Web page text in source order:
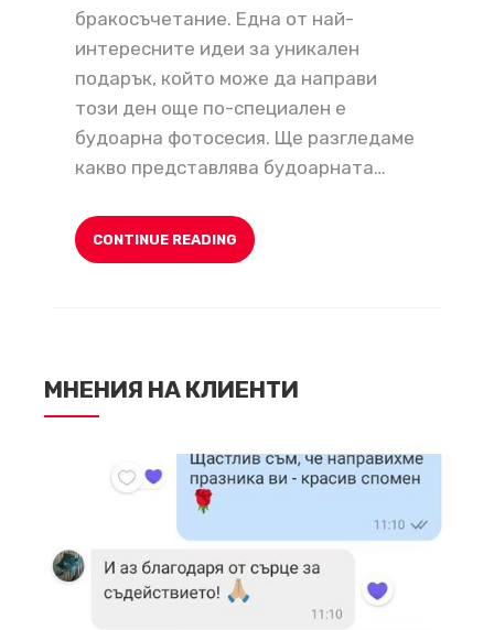
бракосъчетание. Една от най-
интересните идеи за уникален
подарък, който може да направи
този ден още по-специален е
будоарна фотосесия. Ще разгледаме
какво представлява будоарната…
CONTINUE READING
МНЕНИЯ НА КЛИЕНТИ